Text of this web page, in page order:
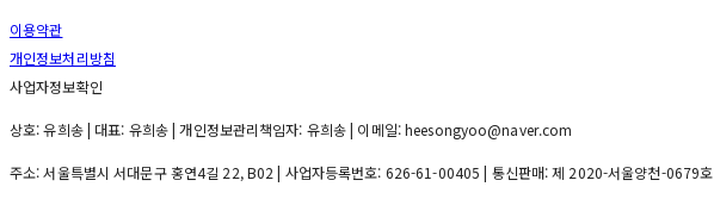
이용약관
개인정보처리방침
사업자정보확인
상호: 유희송 | 대표: 유희송 | 개인정보관리책임자: 유희송 | 이메일: heesongyoo@naver.com
주소: 서울특별시 서대문구 홍연4길 22, B02 | 사업자등록번호: 626-61-00405 | 통신판매:제 2020-서울양천-0679호